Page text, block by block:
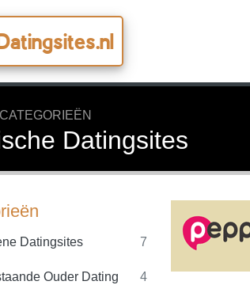
CATEGORIEËN
Datingsites
Datingsites 7
Ouder Dating 4